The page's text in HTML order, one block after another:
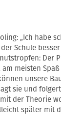
„Ich habe
Schule
Der
meisten
unsere
sie und
der Theorie
später mit